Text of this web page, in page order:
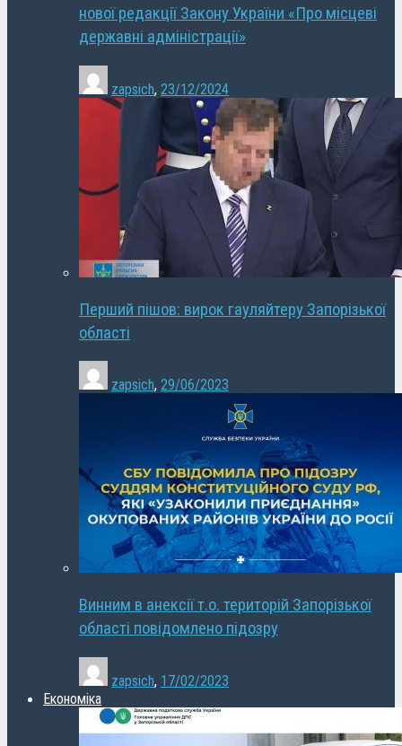
нової редакції Закону України «Про місцеві
державні адміністрації»
zapsich, 23/12/2024
Перший пішов: вирок гауляйтеру Запорізької
області
zapsich, 29/06/2023
Винним в анексії т.о. територій Запорізької
області повідомлено підозру
zapsich, 17/02/2023
Економіка